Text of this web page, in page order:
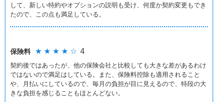
して、新しい特約やオプションの説明も受け、何度か契約変更もでき
たので、この点も満足している。
保険料 ★ ★ ★ ★ ☆ 4
契約後ではあったが、他の保険会社と比較しても大きな差があるわけ
ではないので満足はしている。また、保険料控除も適用されること
や、月払いにしているので、毎月の負担が目に見えるので、特段の大
きな負担を感じることもほとんどない。